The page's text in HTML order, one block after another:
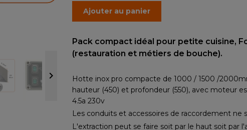

Ajouter au panier
Pack compact idéal pour petite cuisine,
(restauration et métiers de bouche).
Hotte inox pro compacte de 1000 / 1500 /
hauteur (450) et profondeur (550), avec moteur
4.5a 230v
Les conduits et accessoires de raccordement ne
L'extraction peut se faire soit par le haut soit par